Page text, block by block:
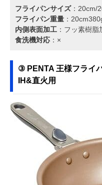
フライパンサイズ：20cm/
フライパン重量 ：
内側表面加工 ：フッ素樹脂
食洗機対応 ：×
③ PENTA 王様フライ
IH&直火用